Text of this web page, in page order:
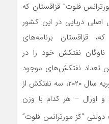
فلوت” قزاقستان که
اصلی دریایی در این کشور
قزاقستان برنامه‌های
ناوگان نفتکش خود را در
تعداد نفتکش‌های موجود
را به نصف کاهش داد. در ماه فوریه سال ۲۰۲۰، سه نفتکش از
اورال – هر کدام با وزن
“کز مورترانس فلوت”